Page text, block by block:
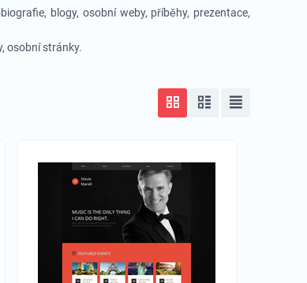
blogy, osobní weby, příběhy, prezentace,
osobní stránky.